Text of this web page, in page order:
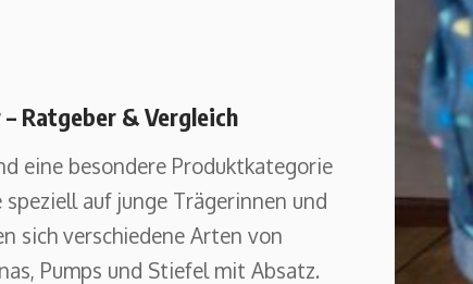
Ratgeber & Vergleich
eine besondere Produktkategorie
auf junge Trägerinnen und
sich verschiedene Arten von
Pumps und Stiefel mit Absatz.